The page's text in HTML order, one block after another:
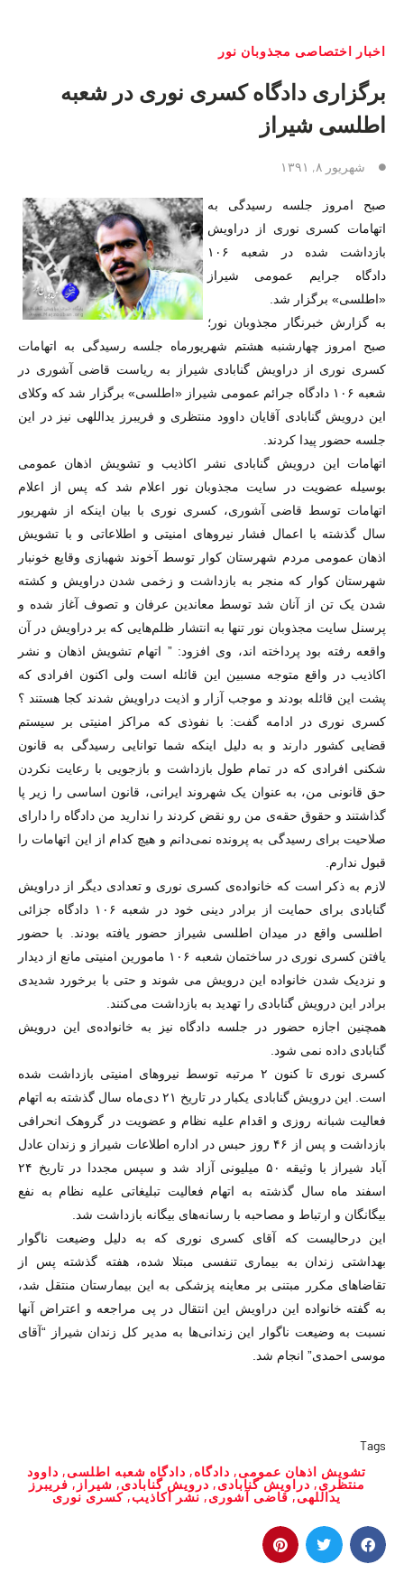
اخبار اختصاصی مجذوبان نور
برگزاری دادگاه کسری نوری در شعبه
اطلسی شیراز
شهریور ۸, ۱۳۹۱
صبح امروز جلسه رسیدگی به
اتهامات کسری نوری از دراویش
بازداشت شده در شعبه ۱۰۶
دادگاه جرایم عمومی شیراز
«اطلسی» برگزار شد.
به گزارش خبرنگار مجذوبان نور؛
صبح امروز چهارشنبه هشتم شهریورماه جلسه رسیدگی به اتهامات
کسری نوری از دراویش گنابادی شیراز به ریاست قاضی آشوری در
شعبه ۱۰۶ دادگاه جرائم عمومی شیراز «اطلسی» برگزار شد که وکلای
این درویش گنابادی آقایان داوود منتظری و فریبرز یداللهی نیز در این
جلسه حضور پیدا کردند.
اتهامات این درویش گنابادی نشر اکاذیب و تشویش اذهان عمومی
بوسیله عضویت در سایت مجذوبان نور اعلام شد که پس از اعلام
اتهامات توسط قاضی آشوری، کسری نوری با بیان اینکه از شهریور
سال گذشته با اعمال فشار نیروهای امنیتی و اطلاعاتی و با تشویش
اذهان عمومی مردم شهرستان کوار توسط آخوند شهبازی وقایع خونبار
شهرستان کوار که منجر به بازداشت و زخمی شدن دراویش و کشته
شدن یک تن از آنان شد توسط معاندین عرفان و تصوف آغاز شده و
پرسنل سایت مجذوبان نور تنها به انتشار ظلم‌هایی که بر دراویش در آن
واقعه رفته بود پرداخته اند، وی افزود: ” اتهام تشویش اذهان و نشر
اکاذیب در واقع متوجه مسبین این قائله است ولی اکنون افرادی که
پشت این قائله بودند و موجب آزار و اذیت دراویش شدند کجا هستند ؟
کسری نوری در ادامه گفت: با نفوذی که مراکز امنیتی بر سیستم
قضایی کشور دارند و به دلیل اینکه شما توانایی رسیدگی به قانون
شکنی افرادی که در تمام طول بازداشت و بازجویی با رعایت نکردن
حق قانونی من، به عنوان یک شهروند ایرانی، قانون اساسی را زیر پا
گذاشتند و حقوق حقه‌ی من رو نقض کردند را ندارید من دادگاه را دارای
صلاحیت برای رسیدگی به پرونده نمی‌دانم و هیچ کدام از این اتهامات را
قبول ندارم.
لازم به ذکر است که خانواده‌ی کسری نوری و تعدادی دیگر از دراویش
گنابادی برای حمایت از برادر دینی خود در شعبه ۱۰۶ دادگاه جزائی
اطلسی واقع در میدان اطلسی شیراز حضور یافته بودند. با حضور
یافتن کسری نوری در ساختمان شعبه ۱۰۶ مامورین امنیتی مانع از دیدار
و نزدیک شدن خانواده این درویش می شوند و حتی با برخورد شدیدی
برادر این درویش گنابادی را تهدید به بازداشت می‌کنند.
همچنین اجازه حضور در جلسه دادگاه نیز به خانواده‌ی این درویش
گنابادی داده نمی شود.
کسری نوری تا کنون ۲ مرتبه توسط نیروهای امنیتی بازداشت شده
است. این درویش گنابادی یکبار در تاریخ ۲۱ دی‌ماه سال گذشته به اتهام
فعالیت شبانه روزی و اقدام علیه نظام و عضویت در گروهک انحرافی
بازداشت و پس از ۴۶ روز حبس در اداره اطلاعات شیراز و زندان عادل
آباد شیراز با وثیقه ۵۰ میلیونی آزاد شد و سپس مجددا در تاریخ ۲۴
اسفند ماه سال گذشته به اتهام فعالیت تبلیغاتی علیه نظام به نفع
بیگانگان و ارتباط و مصاحبه با رسانه‌های بیگانه بازداشت شد.
این درحالیست که آقای کسری نوری که به دلیل وضیعت ناگوار
بهداشتی زندان به بیماری تنفسی مبتلا شده، هفته گذشته پس از
تقاضا‌های مکرر مبتنی بر معاینه پزشکی به این بیمارستان منتقل شد،
به گفته خانواده این دراویش این انتقال در پی مراجعه و اعتراض آنها
نسبت به وضیعت ناگوار این زندانی‌ها به مدیر کل زندان شیراز “آقای
موسی احمدی” انجام شد.
Tags
تشویش اذهان عمومی, دادگاه, دادگاه شعبه اطلسی, داوود
منتظری, دراویش گنابادی, درویش گنابادی, شیراز , فریبرز
یداللهی,قاضی آشوری, نشر اکاذیب, کسری نوری